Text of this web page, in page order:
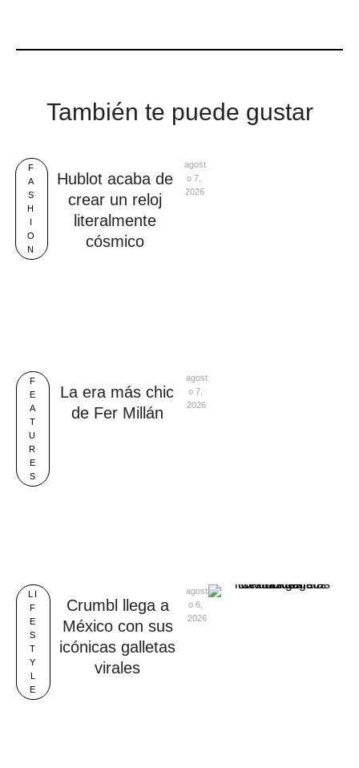
También te puede gustar
F
A
S
H
I
O
N
Hublot acaba de
crear un reloj
literalmente
cósmico
agost
o 7,
2026
F
E
A
T
U
R
E
S
La era más chic
de Fer Millán
agost
o 7,
2026
LI
F
E
S
T
Y
L
E
Crumbl llega a
México con sus
icónicas galletas
virales
agost
o 6,
2026